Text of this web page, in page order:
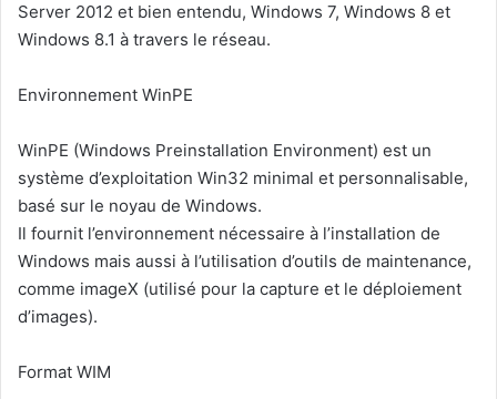
Server 2012 et bien entendu, Windows 7, Windows 8 et
Windows 8.1 à travers le réseau.
Environnement WinPE
WinPE (Windows Preinstallation Environment) est un
système d’exploitation Win32 minimal et personnalisable,
basé sur le noyau de Windows.
Il fournit l’environnement nécessaire à l’installation de
Windows mais aussi à l’utilisation d’outils de maintenance,
comme imageX (utilisé pour la capture et le déploiement
d’images).
Format WIM